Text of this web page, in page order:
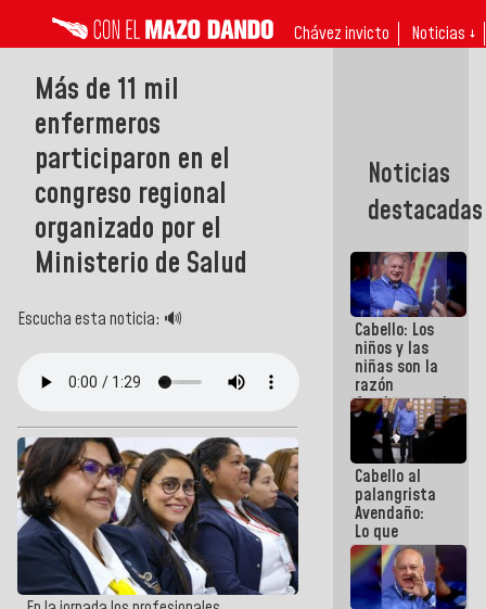
Chávez invicto Noticias ↓
Más de 11 mil
enfermeros
participaron en el
congreso regional
organizado por el
Ministerio de Salud
Escucha esta noticia: 🔊
Noticias
destacadas
Cabello: Los
niños y las
niñas son la
razón
fundamental
de todo lo
que
estamos
haciendo
Cabello al
palangrista
Avendaño:
Lo que
vayas a
escribir
hazlo hoy